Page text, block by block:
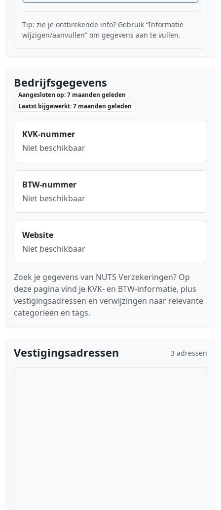
Tip: zie je ontbrekende info? Gebruik “Informatie
wijzigen/aanvullen” om gegevens aan te vullen.
Bedrijfsgegevens
Aangesloten op: 7 maanden geleden
Laatst bijgewerkt: 7 maanden geleden
KVK-nummer
Niet beschikbaar
BTW-nummer
Niet beschikbaar
Website
Niet beschikbaar
Zoek je gegevens van NUTS Verzekeringen? Op
deze pagina vind je KVK- en BTW-informatie, plus
vestigingsadressen en verwijzingen naar relevante
categorieën en tags.
Vestigingsadressen 3 adressen